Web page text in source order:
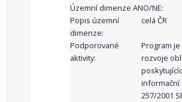
Územní dimenze ANO/NE:
Popis územní
dimenze:
celá ČR
Podporované
aktivity:
Program
rozvoje
informační
257/2001